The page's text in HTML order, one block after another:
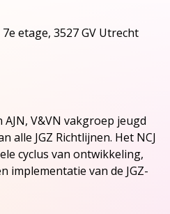
etage, 3527 GV Utrecht
V&VN vakgroep jeugd
alle JGZ Richtlijnen. Het NCJ
cyclus van ontwikkeling,
implementatie van de JGZ-